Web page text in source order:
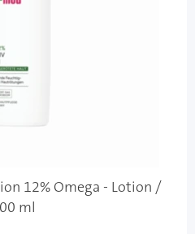
12% Omega - Lotion /
ml